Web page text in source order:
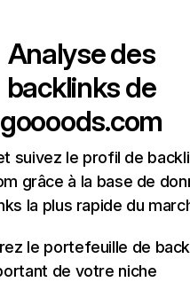
Analyse des
backlinks de
goooods.com
suivez le profil de
grâce à la base de
la plus rapide du
le portefeuille de
de votre niche